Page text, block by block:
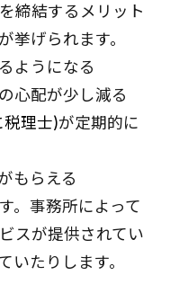
締結するメリット
挙げられます。
ようになる
心配が少し減る
税理士)が定期的に
もらえる
。事務所によって
スが提供されてい
いたりします。